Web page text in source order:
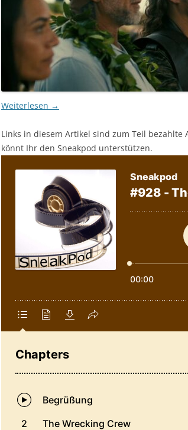
Weiterlesen →
Links in diesem Artikel sind zum Teil
könnt Ihr den Sneakpod unterstützen.